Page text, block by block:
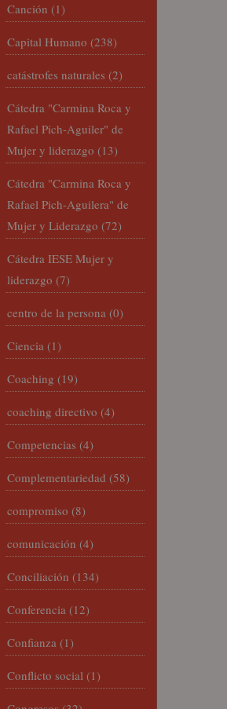
Canción (1)
Capital Humano (238)
catástrofes naturales (2)
Cátedra "Carmina Roca y
Rafael Pich-Aguiler" de
Mujer y liderazgo (13)
Cátedra "Carmina Roca y
Rafael Pich-Aguilera" de
Mujer y Liderazgo (72)
Cátedra IESE Mujer y
liderazgo (7)
centro de la persona (0)
Ciencia (1)
Coaching (19)
coaching directivo (4)
Competencias (4)
Complementariedad (58)
compromiso (8)
comunicación (4)
Conciliación (134)
Conferencia (12)
Confianza (1)
Conflicto social (1)